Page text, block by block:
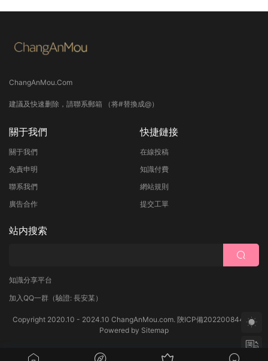
ChangAnMou.Com
建議及快速删除，請聯系郵箱 （将#替換成@）
關于我們
關于我們
免責申明
聯系我們
廣告合作
快捷鏈接
在線投稿
知識付費
網站規則
提交工單
站内搜索
知識分享平台
加入QQ一群 （驗證: 長安某）
Copyright 2020.10 - 2024.10 ChangAnMou.com. 陝ICP備2022008444号
Powered by Sitemap